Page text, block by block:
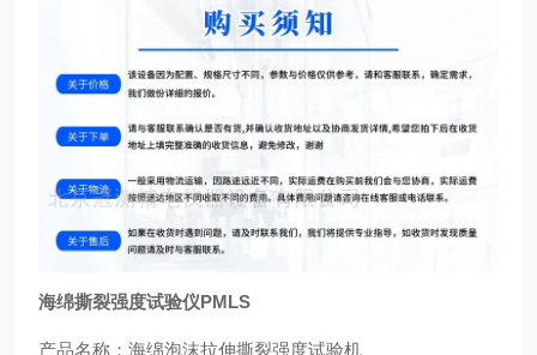
海绵撕裂强度试验仪PMLS
产品名称：海绵泡沫拉伸撕裂强度试验机